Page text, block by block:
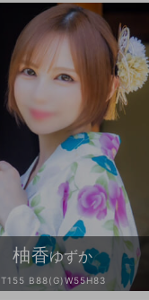
柚香ゆずか
T155 B88(G)W55H83